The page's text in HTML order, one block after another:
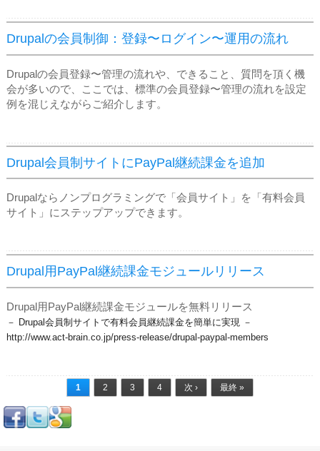
Drupalの会員制御：登録〜ログイン〜運用の流れ
Drupalの会員登録〜管理の流れや、できること、質問を頂く機
会が多いので、ここでは、標準の会員登録〜管理の流れを設定
例を混じえながらご紹介します。
Drupal会員制サイトにPayPal継続課金を追加
Drupalならノンプログラミングで「会員サイト」を「有料会員
サイト」にステップアップできます。
Drupal用PayPal継続課金モジュールリリース
Drupal用PayPal継続課金モジュールを無料リリース
－ Drupal会員制サイトで有料会員継続課金を簡単に実現 －
​http://www.act-brain.co.jp/press-release/drupal-paypal-members
1 2 3 4 次 › 最終 »